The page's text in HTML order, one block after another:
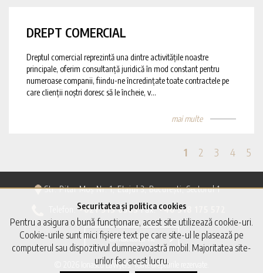
DREPT COMERCIAL
Dreptul comercial reprezintă una dintre activitățile noastre
principale, oferim consultanță juridică în mod constant pentru
numeroase companii, fiindu-ne încredințate toate contractele pe
care clienții noștri doresc să le încheie, v...
mai multe
1 2 3 4 5
Str. Pitar Moș Nr. 1, Etajul 3, București, Sectorul 1
Telefon:+021 313 0583Fax: +40 318 175 572
Contactează-ne
© 2026 Ionascu Lawyers. Toate drepturile rezervate.
Securitatea și politica cookies
Pentru a asigura o bună funcționare, acest site utilizează cookie-uri.
Cookie-urile sunt mici fișiere text pe care site-ul le plasează pe
computerul sau dispozitivul dumneavoastră mobil. Majoritatea site-
urilor fac acest lucru.